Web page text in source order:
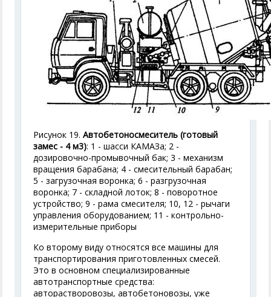
Рисунок 19.Автобетоносмеситель (готовый
замес - 4 м3): 1 - шасси КАМАЗа; 2 -
дозировочно-промывочный бак; 3 - механизм
вращения барабана; 4 - смесительный барабан;
5 - загрузочная воронка; 6 - разгрузочная
воронка; 7 - складной лоток; 8 - поворотное
устройство; 9 - рама смесителя; 10, 12 - рычаги
управления оборудованием; 11 - контрольно-
измерительные приборы
Ко второму виду относятся все машины для
транспортирования приготовленных смесей.
Это в основном специализированные
автотранспортные средства:
авторастворовозы, автобетоновозы, уже